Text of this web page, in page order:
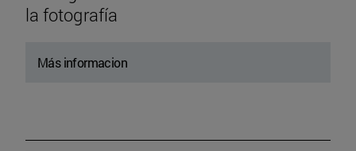
la fotografía
Más informacion